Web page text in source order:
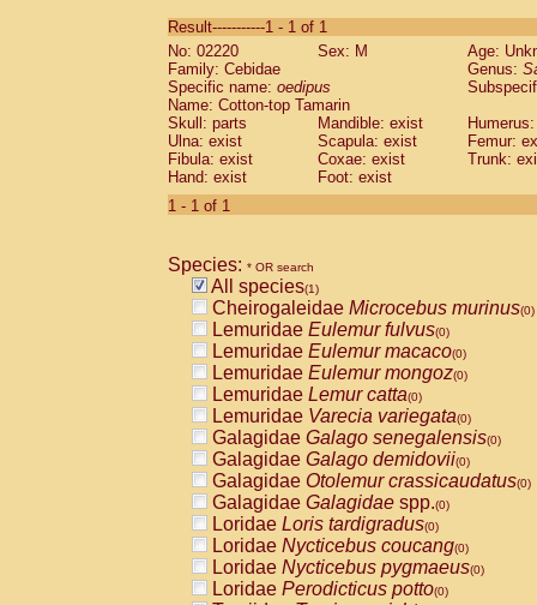
CebidaeSaguinus labiatus(0)
Cebidae Saguinus leucopus (0)
Cebidae
CebidaeSaguinus mystax
Cebidae Saguinus nigricollis (0)
Cebidae Saguinus oedipus
Cebidae Saguinus weddelli
Cebidae Saguinusspp.
Cebidae
CebidaeCebus capucinus
CebidaeCebus nigrivittatus
CebidaeCebus spp.(0)
CebidaeSaimiri boliviensis(0)
CebidaeSaimiri sciureus(0)
AtelidaeAlouatta caraya(0)
AtelidaeAlouatta fusca(0)
AtelidaeAlouatta seniculus(0)
AtelidaeAlouattaspp.(0)
AtelidaeAteles belzebuth(0)
AtelidaeAteles geoffroyi(0)
AtelidaeAteles paniscus(0)
AtelidaeAtelesspp.(0)
AtelidaeLagothrix lagothricha(0)
AtelidaeLagothrix lagothricha cana
PitheciidaeCacajao calvus
Result-----------1 - 1 of 1
No: 02220
Sex: M
Age:
Family: Cebidae
Genus:
Specific name: oedipus
Name: Cotton-top Tamarin
Skull: parts
Mandible: exist
Ulna: exist
Scapula: exist
Femur:
Fibula: exist
Coxae: exist
Trunk:
Hand: exist
Foot: exist
1 - 1 of 1
Species: * OR search
All species(1)
Cheirogaleidae Microcebus murinus(0)
Lemuridae Eulemur fulvus(0)
Lemuridae Eulemur macaco(0)
Lemuridae Eulemur mongoz(0)
Lemuridae Lemur catta(0)
Lemuridae Varecia variegata(0)
Galagidae Galago senegalensis(0)
Galagidae Galago demidovii(0)
Galagidae Otolemur crassicaudatus(0)
Galagidae Galagidae spp.(0)
Loridae Loris tardigradus(0)
Loridae Nycticebus coucang(0)
Loridae Nycticebus pygmaeus(0)
Loridae Perodicticus potto(0)